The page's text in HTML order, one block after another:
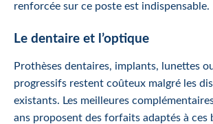
renforcée sur ce poste est indispensable.
Le dentaire et l’optique
Prothèses dentaires, implants, lunettes
progressifs restent coûteux malgré les
existants. Les meilleures
ans proposent des forfaits adaptés à ces